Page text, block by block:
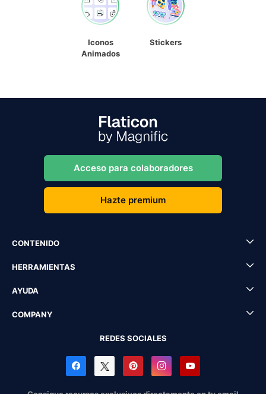
Iconos
Animados
Stickers
Acceso para colaboradores
Hazte premium
CONTENIDO
HERRAMIENTAS
AYUDA
COMPANY
REDES SOCIALES